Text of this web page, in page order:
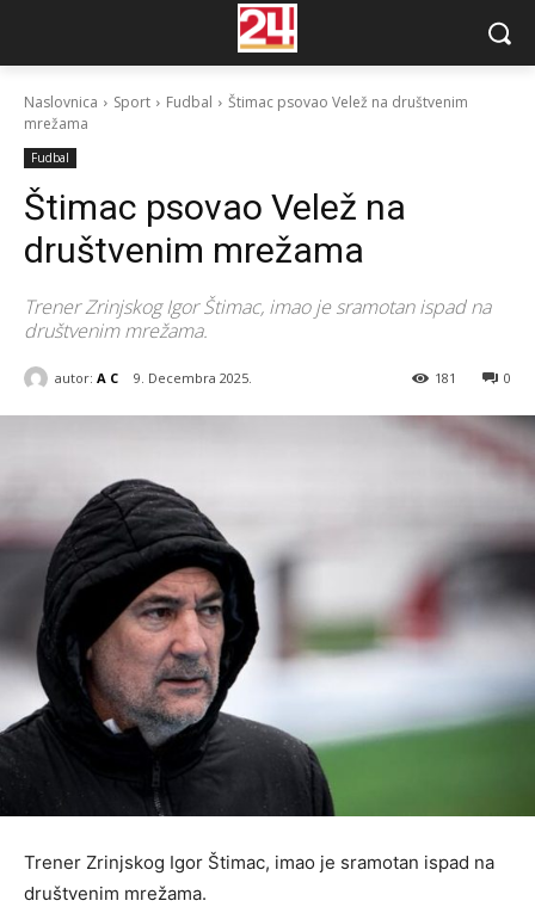
Naslovnica Sport Fudbal
Štimac psovao Velež na društvenim
mrežama
Fudbal
Štimac psovao Velež na
društvenim mrežama
Trener Zrinjskog Igor Štimac, imao je sramotan ispad na
društvenim mrežama.
autor: A C 9. Decembra 2025. 0
181
Trener Zrinjskog Igor Štimac, imao je sramotan ispad na
društvenim mrežama.